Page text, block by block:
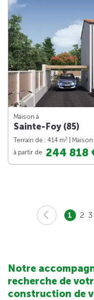
Maison à
Sainte-Foy (85)
Terrain de : 414 m2 |
à partir de 244 818
1 2 3
Notre
recherche de
construction de